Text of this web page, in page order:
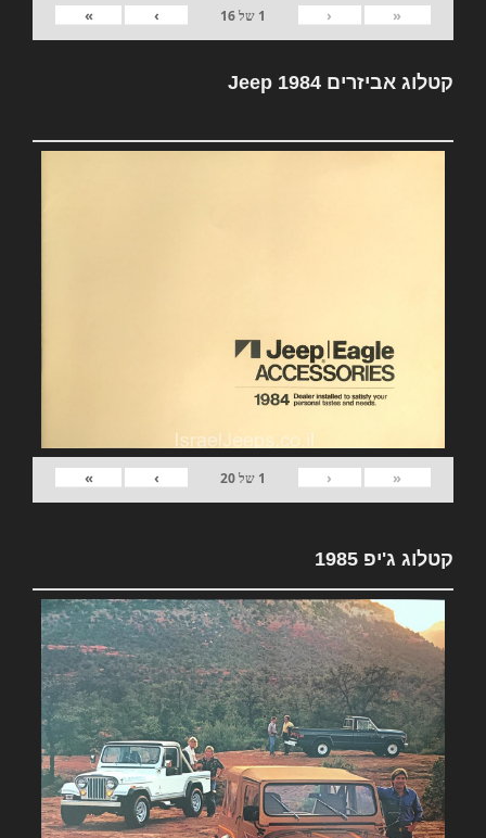
«
‹
1 של16
›
»
קטלוג אביזרים Jeep 1984
«
‹
1 של20
›
»
קטלוג ג'יפ 1985